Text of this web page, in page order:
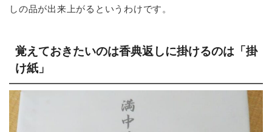
しの品が出来上がるというわけです。
覚えておきたいのは香典返しに掛けるのは「掛
け紙」